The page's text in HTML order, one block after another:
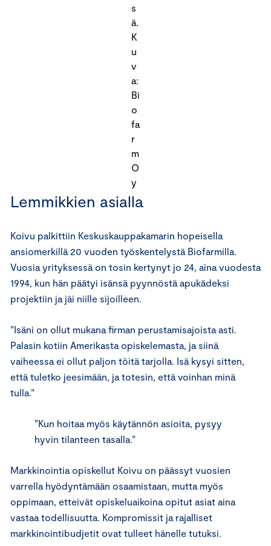
s
ä.
K
u
v
a:
Bi
o
fa
r
m
O
y
Lemmikkien asialla
Koivu palkittiin Keskuskauppakamarin hopeisella
ansiomerkillä 20 vuoden työskentelystä Biofarmilla.
Vuosia yrityksessä on tosin kertynyt jo 24, aina vuodesta
1994, kun hän päätyi isänsä pyynnöstä apukädeksi
projektiin ja jäi niille sijoilleen.
”Isäni on ollut mukana firman perustamisajoista asti.
Palasin kotiin Amerikasta opiskelemasta, ja siinä
vaiheessa ei ollut paljon töitä tarjolla. Isä kysyi sitten,
että tuletko jeesimään, ja totesin, että voinhan minä
tulla.”
”Kun hoitaa myös käytännön asioita, pysyy
hyvin tilanteen tasalla.”
Markkinointia opiskellut Koivu on päässyt vuosien
varrella hyödyntämään osaamistaan, mutta myös
oppimaan, etteivät opiskeluaikoina opitut asiat aina
vastaa todellisuutta. Kompromissit ja rajalliset
markkinointibudjetit ovat tulleet hänelle tutuksi.